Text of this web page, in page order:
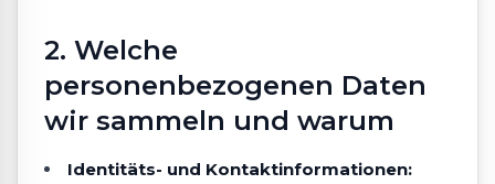
2. Welche
personenbezogenen Daten
wir sammeln und warum
Identitäts- und Kontaktinformationen: